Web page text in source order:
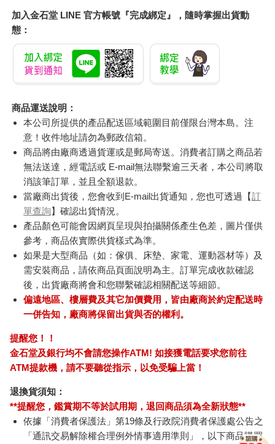
加入金石堂 LINE 官方帳號『完成綁定』，隨時掌握出貨動
態：
商品運送說明：
本公司所提供的產品配送區域範圍目前僅限台灣本島。注
意！收件地址請勿為郵政信箱。
商品將由廠商透過貨運或是郵局寄送。消費者訂購之商品若
無法送達，經電話或 E-mail無法聯繫逾三天者，本公司將取
消該筆訂單，並且全額退款。
當廠商出貨後，您會收到E-mail出貨通知，您也可透過【訂
單查詢】確認出貨情況。
產品顏色可能會因網頁呈現與拍攝關係產生色差，圖片僅供
參考，商品依實際供貨樣式為準。
如果是大型商品（如：傢俱、床墊、家電、運動器材等）及
需安裝商品，請依商品頁面說明為主。訂單完成收款確認
後，出貨廠商將會和您聯繫確認相關配送等細節。
偏遠地區、樓層費及其它加價費用，皆由廠商於約定配送時
一併告知，廠商將保留出貨與否的權利。
提醒您！！
金石堂及銀行均不會請您操作ATM! 如接獲電話要求您前往
ATM提款機，請不要聽從指示，以免受騙上當！
退換貨須知：
**提醒您，鑑賞期不等於試用期，退回商品須為全新狀態**
依據「消費者保護法」第19條及行政院消費者保護處公告之
「通訊交易解除權合理例外情事適用準則」，以下商品購買